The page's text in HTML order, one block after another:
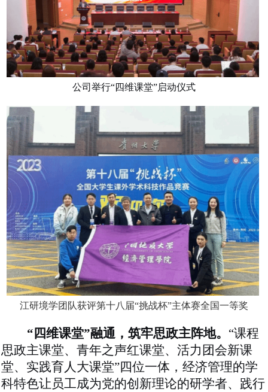
公司举行“四维课堂”启动仪式
江研境学团队获评第十八届“挑战杯”主体赛全国一等奖
“四维课堂”融通，筑牢思政主阵地。 “课程
思政主课堂、青年之声红课堂、活力团会新课
堂、实践育人大课堂”四位一体，经济管理的学
科特色让员工成为党的创新理论的研学者、践行